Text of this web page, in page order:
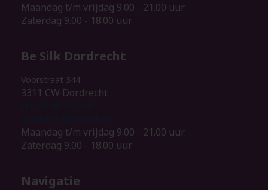
Maandag t/m vrijdag 9.00 - 21.00 uur
Zaterdag 9.00 - 18.00 uur
Be Silk Dordrecht
Voorstraat 344
3311 CW Dordrecht
Maandag t/m vrijdag 9.00 - 21.00 uur
Zaterdag 9.00 - 18.00 uur
Navigatie